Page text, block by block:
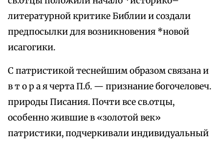
литературной критике Библии и создали
предпосылки для возникновения *новой
исагогики.
С патристикой теснейшим образом связана и
в т о р а я черта П.б. — признание богочеловеч.
природы Писания. Почти все св.отцы,
особенно жившие в «золотой век»
патристики, подчеркивали индивидуальный